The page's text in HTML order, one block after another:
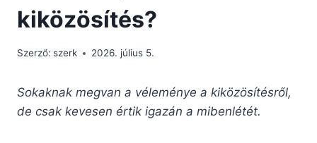
kiközösítés?
Szerző: szerk 2026. július 5.
Sokaknak megvan a véleménye a kiközösítésről,
de csak kevesen értik igazán a mibenlétét.